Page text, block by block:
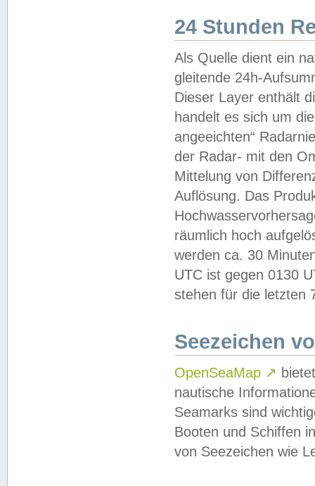
24 Stunden
Als Quelle dient ein
gleitende 24h-
Dieser Layer enthält
handelt es sich um
angeeichten“
der Radar- mit den
Mittelung von
Auflösung. Das
räumlich hoch
werden ca. 30
UTC ist gegen 0130
stehen für die letzten
Seezeichen
OpenSeaMap ↗
nautische
Seamarks sind
Booten und Schiffen
von Seezeichen wie